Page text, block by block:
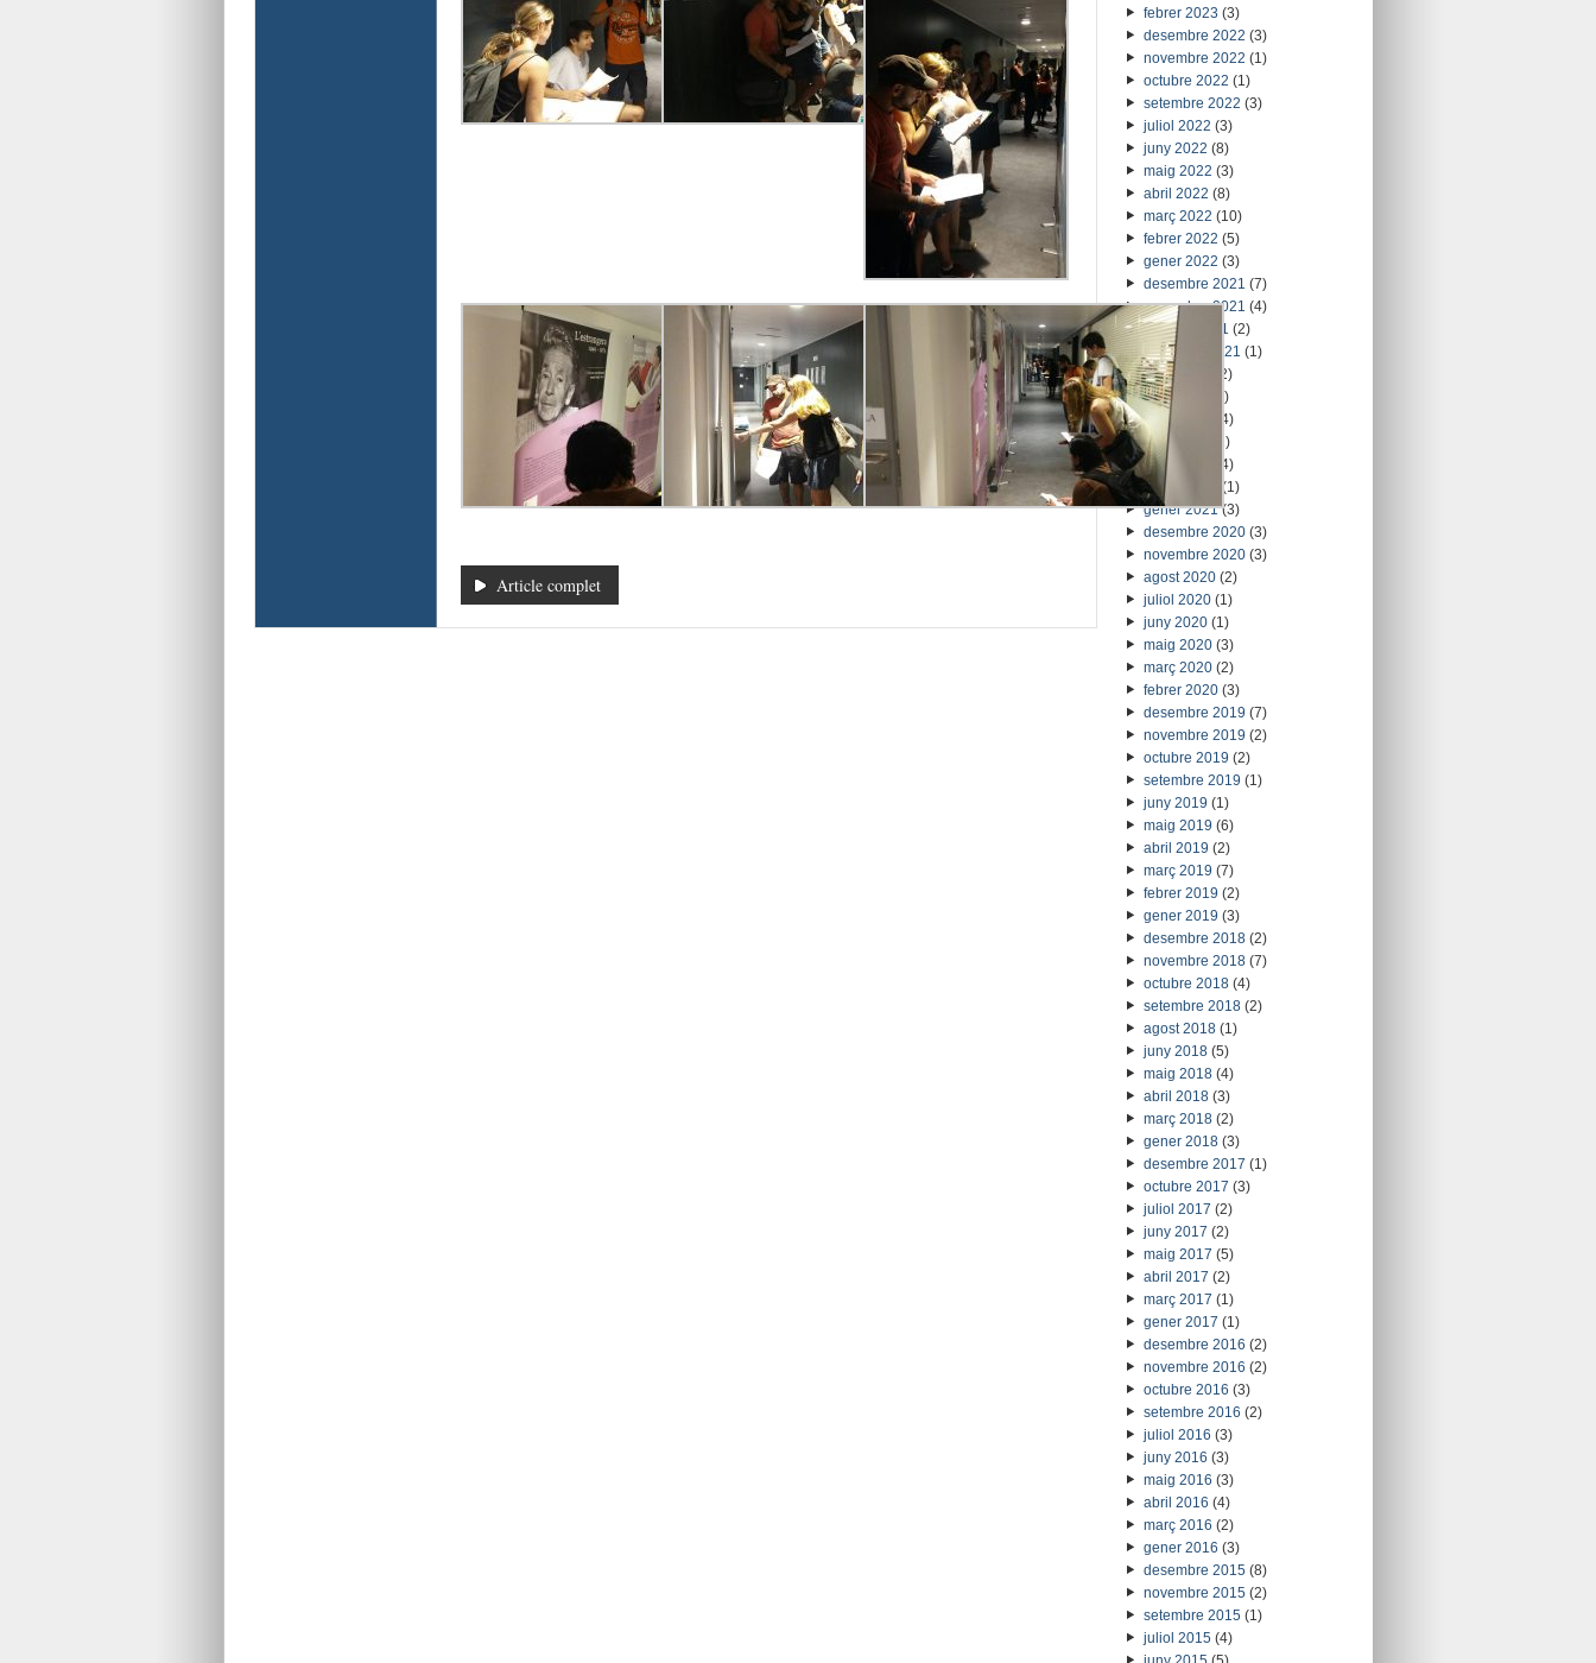
Article complet
febrer 2023 (3)
desembre 2022 (3)
novembre 2022 (1)
octubre 2022 (1)
setembre 2022 (3)
juliol 2022 (3)
juny 2022 (8)
maig 2022 (3)
abril 2022 (8)
març 2022 (10)
febrer 2022 (5)
gener 2022 (3)
desembre 2021 (7)
novembre 2021 (4)
octubre 2021 (2)
setembre 2021 (1)
juliol 2021
(2)
juny 2021
(1)
maig 2021
(4)
abril 2021
(2)
març 2021
(4)
febrer 2021
(1)
gener 2021(3)
desembre 2020(3)
novembre 2020(3)
agost 2020(2)
juliol 2020(1)
juny 2020(1)
maig 2020(3)
març 2020(2)
febrer 2020(3)
desembre 2019 (7)
novembre 2019 (2)
octubre 2019 (2)
setembre 2019 (1)
juny 2019 (1)
maig 2019 (6)
abril 2019 (2)
març 2019 (7)
febrer 2019 (2)
gener 2019 (3)
desembre 2018(2)
novembre 2018(7)
octubre 2018(4)
setembre 2018(2)
agost 2018(1)
juny 2018(5)
maig 2018(4)
abril 2018(3)
març 2018(2)
gener 2018(3)
desembre 2017 (1)
octubre 2017 (3)
juliol 2017 (2)
juny 2017 (2)
maig 2017 (5)
abril 2017 (2)
març 2017 (1)
gener 2017 (1)
desembre 2016 (2)
novembre 2016 (2)
octubre 2016 (3)
setembre 2016 (2)
juliol 2016 (3)
juny 2016 (3)
maig 2016 (3)
abril 2016 (4)
març 2016 (2)
gener 2016 (3)
desembre 2015(8)
novembre 2015(2)
setembre 2015(1)
juliol 2015(4)